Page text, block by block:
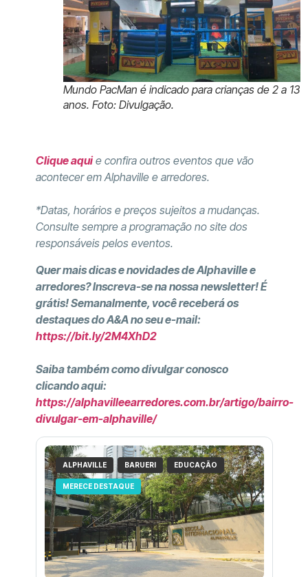
Mundo PacMan é indicado para crianças de 2 a 13
anos. Foto: Divulgação.
Clique aquie confira outros eventos que vão
acontecer em Alphaville e arredores.
*Datas, horários e preços sujeitos a mudanças.
Consulte sempre a programação no site dos
responsáveis pelos eventos.
Quer mais dicas e novidades de Alphaville e
arredores? Inscreva-se na nossa newsletter! É
grátis! Semanalmente, você receberá os
destaques do A&A no seu e-mail:
https://bit.ly/2M4XhD2
Saiba também como divulgar conosco
clicando aqui:
https://alphavilleearredores.com.br/artigo/bairro-
divulgar-em-alphaville/
ALPHAVILLE BARUERI EDUCAÇÃO
MERECE DESTAQUE